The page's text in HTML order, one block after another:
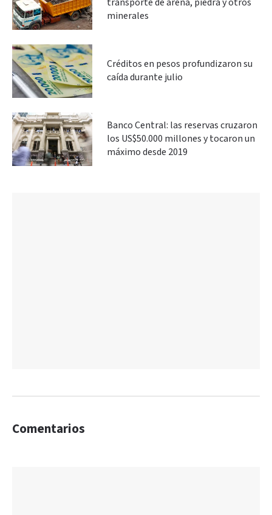
minerales
Créditos en pesos profundizaron su
caída durante julio
Banco Central: las reservas cruzaron
los US$50.000 millones y tocaron un
máximo desde 2019
Comentarios